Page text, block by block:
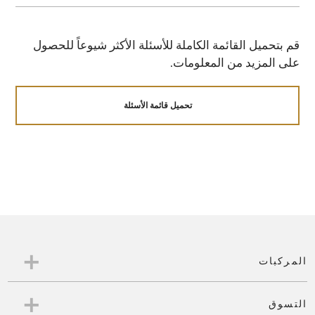
أفضل مستويات الأداء.
المعلومة. وصف القطعة الموجود على الإيصال الذي يتم
تسليمه للزبون سيذكر بوضوح وباللغتين الإنجليزية
والعربية بأن تلك القطعة معادة التصنيع.
قم بتحميل القائمة الكاملة للأسئلة الأكثر شيوعاً للحصول
على المزيد من المعلومات.
تحميل قائمة الأسئلة